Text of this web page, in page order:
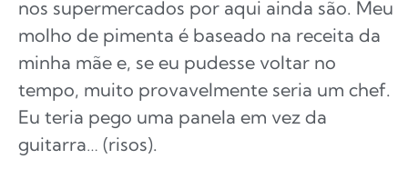
nos supermercados por aqui ainda são. Meu
molho de pimenta é baseado na receita da
minha mãe e, se eu pudesse voltar no
tempo, muito provavelmente seria um chef.
Eu teria pego uma panela em vez da
guitarra… (risos).